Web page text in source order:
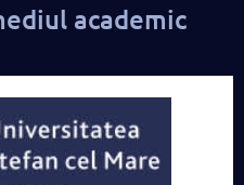
academic